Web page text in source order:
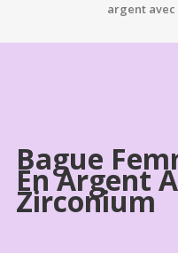
argent
Bague
En Argent
Zirconium